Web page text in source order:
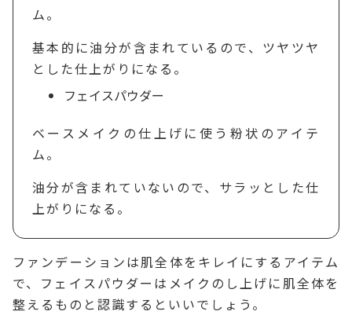
ム。
基本的に油分が含まれているので、ツヤツヤ
とした仕上がりになる。
フェイスパウダー
ベースメイクの仕上げに使う粉状のアイテ
ム。
油分が含まれていないので、サラッとした仕
上がりになる。
ファンデーションは肌全体をキレイにするアイテム
で、フェイスパウダーはメイクのし上げに肌全体を
整えるものと認識するといいでしょう。